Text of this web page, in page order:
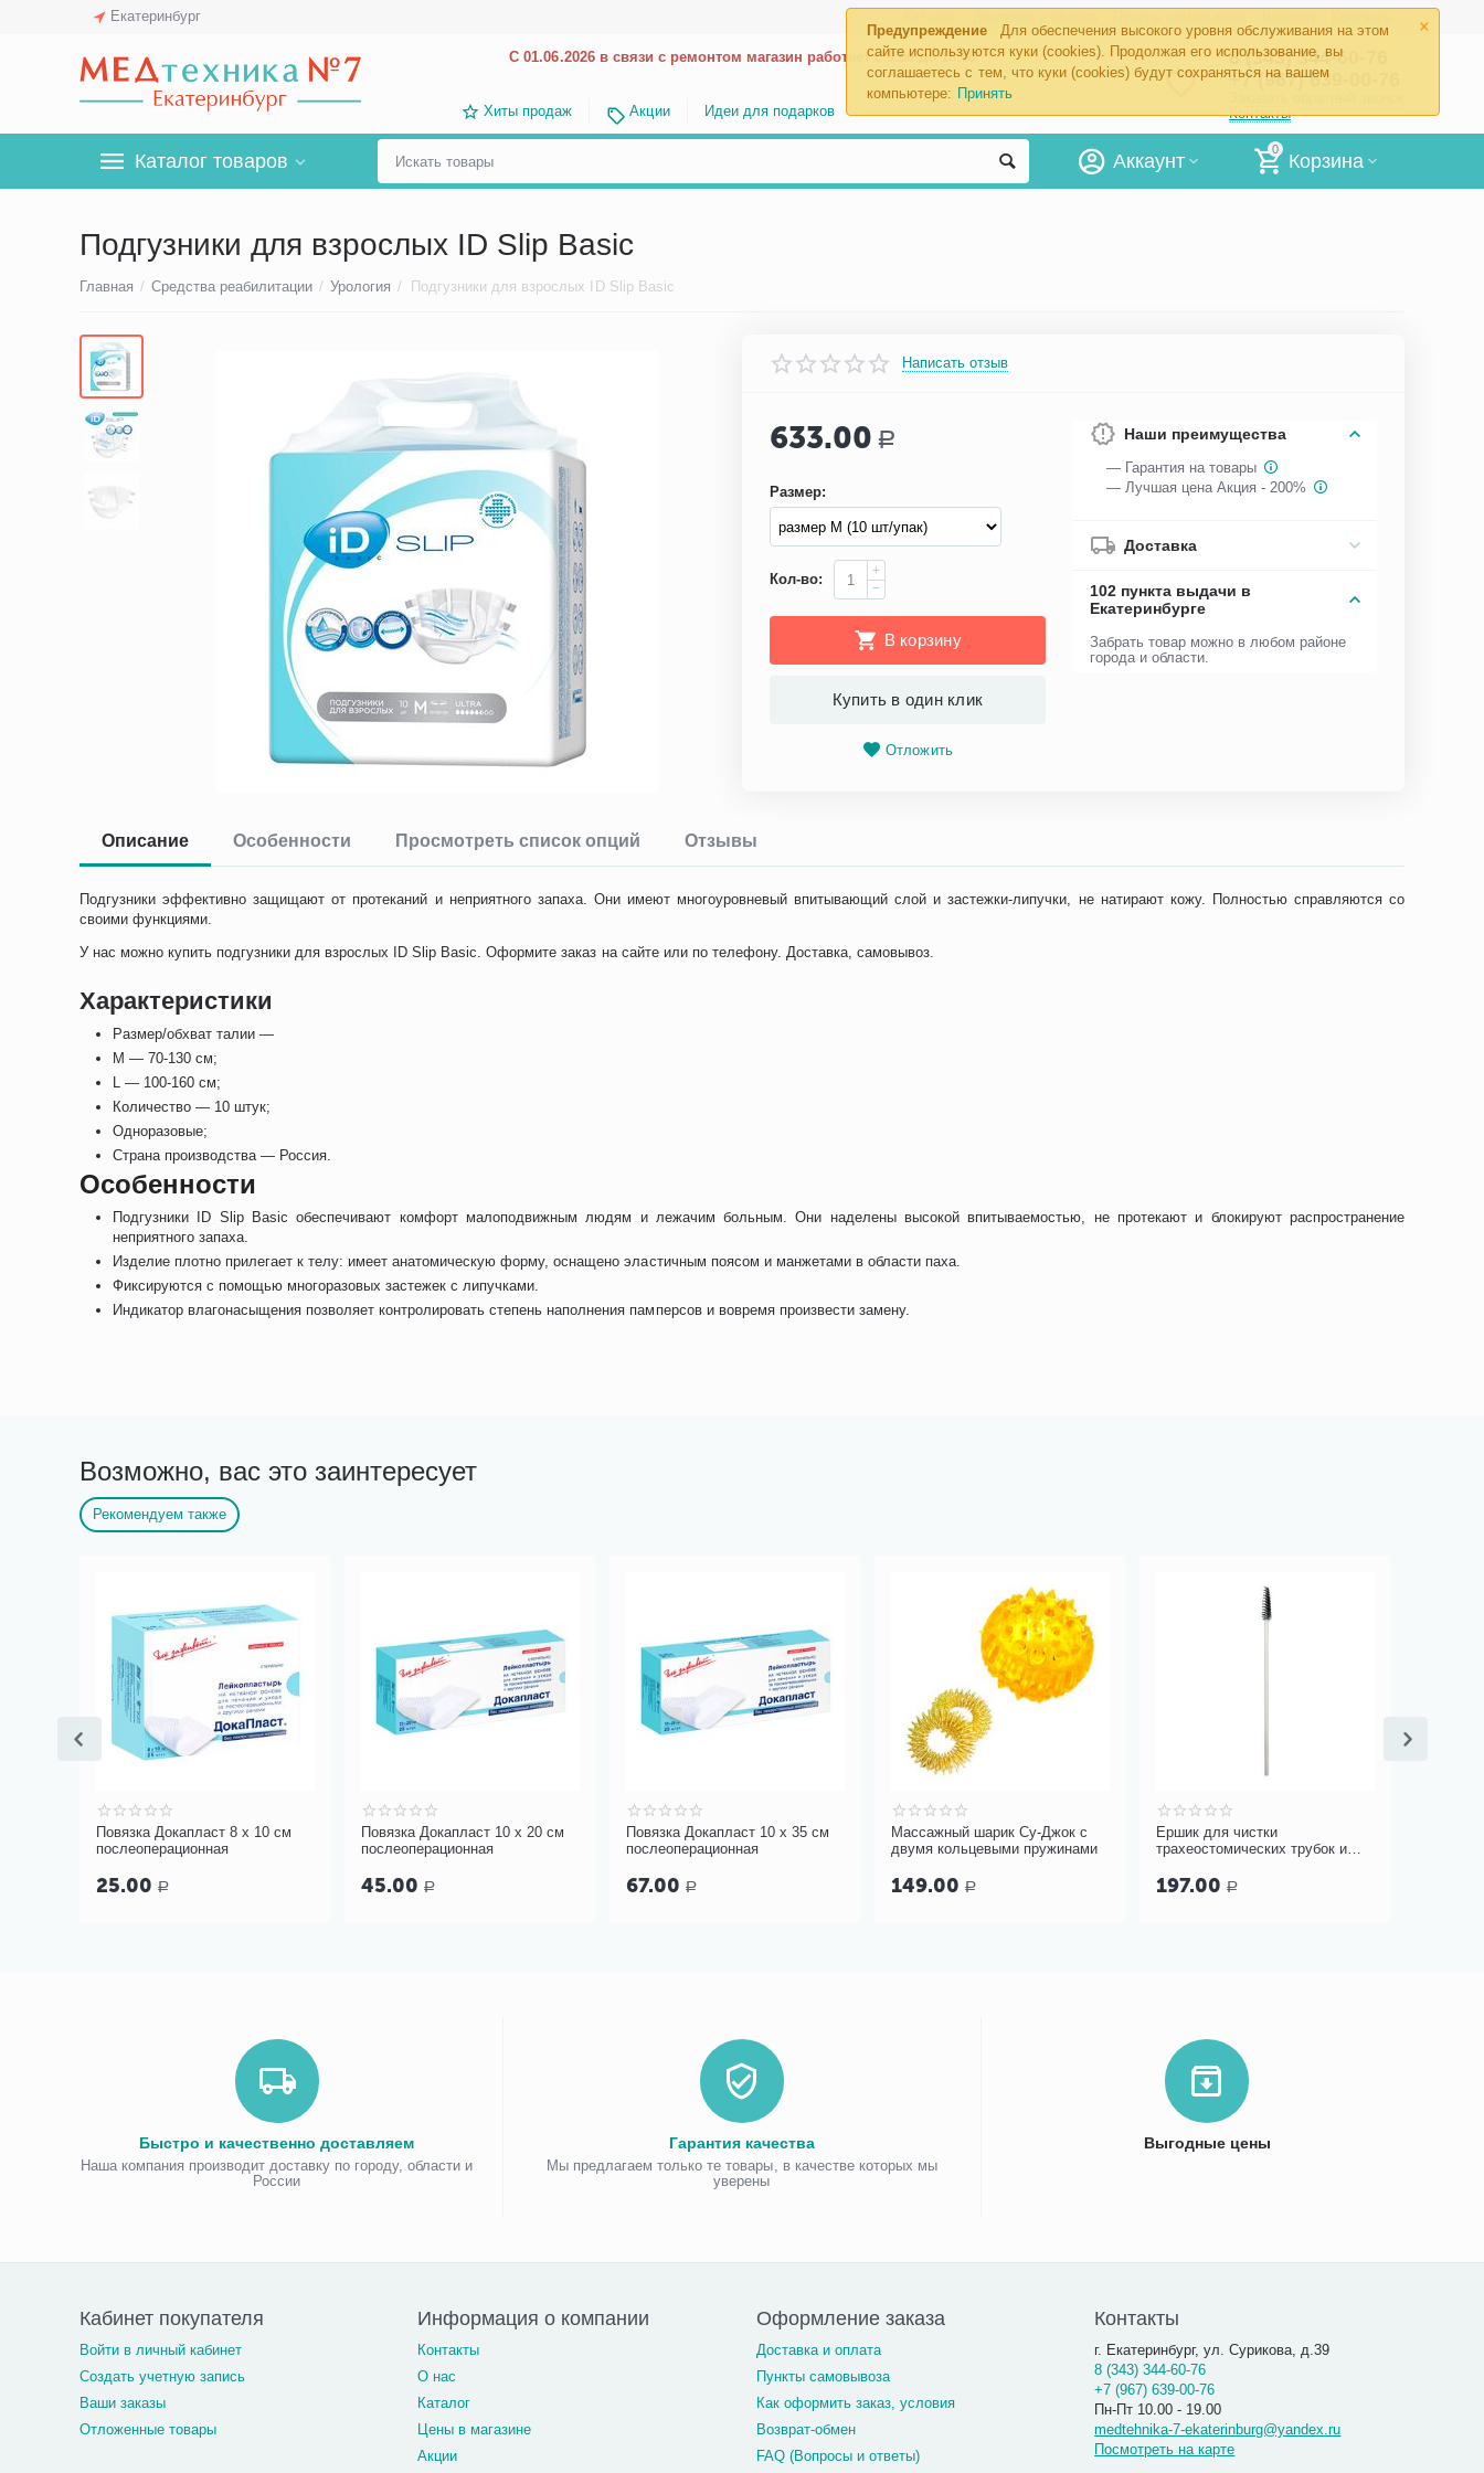
×
Предупреждение
Для обеспечения высокого уровня обслуживания на этом
сайте используются куки (cookies). Продолжая его использование, вы
соглашаетесь с тем, что куки (cookies) будут сохраняться на вашем
компьютере: Принять
Екатеринбург
С 01.06.2026 в связи с ремонтом магазин работает с 9.00 до 18.00
Хиты продаж Акции Идеи для подарков
8 (343) 344-60-76
+7 (967) 639-00-76
Контакты
Каталог товаров
0
Корзина
Аккаунт
Подгузники для взрослых ID Slip Basic
Главная / Средства реабилитации / Урология / Подгузники для взрослых ID Slip Basic
Написать отзыв
633.00 Р
Размер:
Кол-во:
+
−
В корзину
Купить в один клик
Отложить
Наши преимущества
— Гарантия на товары
— Лучшая цена Акция - 200%
Доставка
102 пункта выдачи в
Екатеринбурге
Забрать товар можно в любом районе
города и области.
Описание Особенности Просмотреть список опций Отзывы
Подгузники эффективно защищают от протеканий и неприятного запаха. Они имеют многоуровневый впитывающий слой и застежки-липучки, не натирают кожу. Полностью справляются со
своими функциями.
У нас можно купить подгузники для взрослых ID Slip Basic. Оформите заказ на сайте или по телефону. Доставка, самовывоз.
Характеристики
Размер/обхват талии —
M — 70-130 см;
L — 100-160 см;
Количество — 10 штук;
Одноразовые;
Страна производства — Россия.
Особенности
Подгузники ID Slip Basic обеспечивают комфорт малоподвижным людям и лежачим больным. Они наделены высокой впитываемостью, не протекают и блокируют распространение
неприятного запаха.
Изделие плотно прилегает к телу: имеет анатомическую форму, оснащено эластичным поясом и манжетами в области паха.
Фиксируются с помощью многоразовых застежек с липучками.
Индикатор влагонасыщения позволяет контролировать степень наполнения памперсов и вовремя произвести замену.
Возможно, вас это заинтересует
Рекомендуем также
Повязка Докапласт 8 х 10 см
послеоперационная
25.00 Р
Повязка Докапласт 10 х 20 см
послеоперационная
45.00 Р
Повязка Докапласт 10 х 35 см
послеоперационная
67.00 Р
Массажный шарик Су-Джок с
двумя кольцевыми пружинами
149.00 Р
Ершик для чистки
трахеостомических трубок и
197.00 Р
Быстро и качественно доставляем
Наша компания производит доставку по городу, области и
России
Гарантия качества
Мы предлагаем только те товары, в качестве которых мы
уверены
Выгодные цены
Кабинет покупателя
Войти в личный кабинет
Создать учетную запись
Ваши заказы
Отложенные товары
Информация о компании
Контакты
О нас
Каталог
Цены в магазине
Акции
Оформление заказа
Доставка и оплата
Пункты самовывоза
Как оформить заказ, условия
Возврат-обмен
FAQ (Вопросы и ответы)
Контакты
г. Екатеринбург, ул. Сурикова, д.39
8 (343) 344-60-76
+7 (967) 639-00-76
Пн-Пт 10.00 - 19.00
medtehnika-7-ekaterinburg@yandex.ru
Посмотреть на карте